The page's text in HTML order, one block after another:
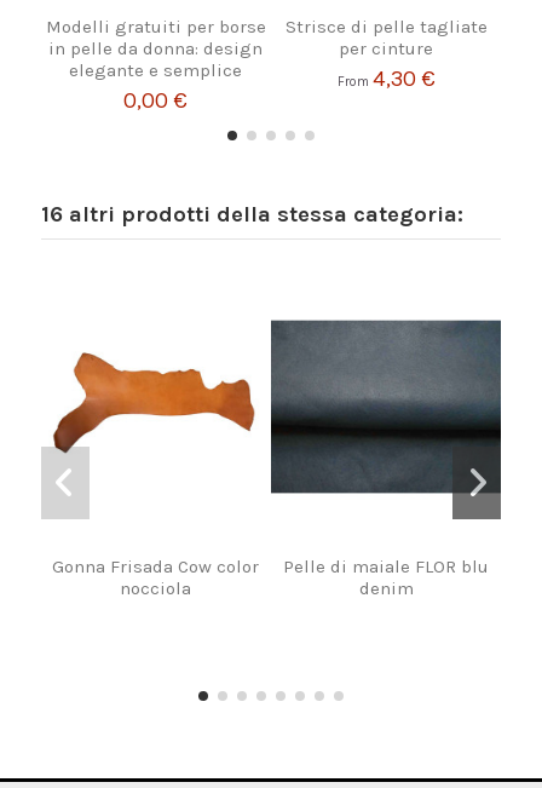
Modelli gratuiti per borse
in pelle da donna: design
elegante e semplice
0,00 €
Strisce di pelle tagliate
per cinture
From 4,30 €
16 altri prodotti della stessa categoria:
Gonna Frisada Cow color
nocciola
Pelle di maiale FLOR blu
denim